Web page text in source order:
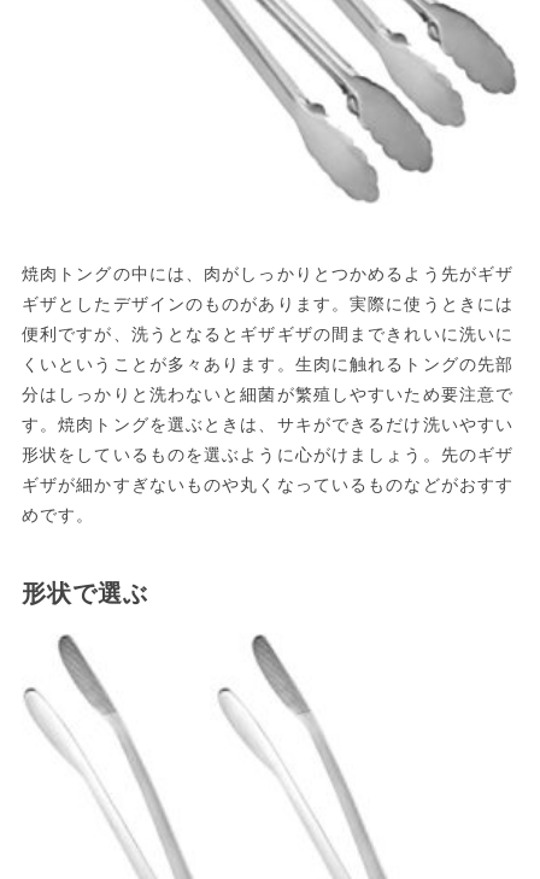
焼肉トングの中には、肉がしっかりとつかめるよう先がギザ
ギザとしたデザインのものがあります。実際に使うときには
便利ですが、洗うとなるとギザギザの間まできれいに洗いに
くいということが多々あります。生肉に触れるトングの先部
分はしっかりと洗わないと細菌が繁殖しやすいため要注意で
す。焼肉トングを選ぶときは、サキができるだけ洗いやすい
形状をしているものを選ぶように心がけましょう。先のギザ
ギザが細かすぎないものや丸くなっているものなどがおすす
めです。
形状で選ぶ